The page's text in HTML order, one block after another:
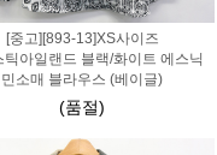
[중고][893-13]XS사이즈
틱아일랜드 블랙/화이트 에스닉
민소매 블라우스 (베이글)
(품절)